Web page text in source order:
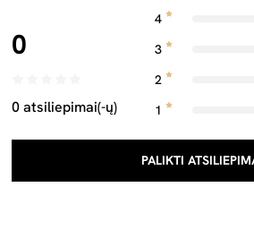
0
0 atsiliepimai(-ų)
4
3
2
1
PALIKTI